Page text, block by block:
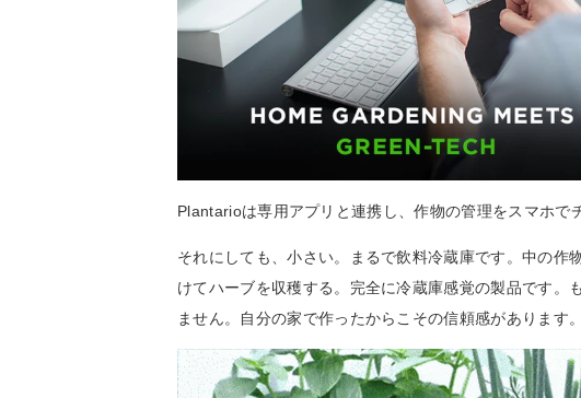
Plantarioは専用アプリと連携し、作物の管理をスマホで
それにしても、小さい。まるで飲料冷蔵庫です。中の
けてハーブを収穫する。完全に冷蔵庫感覚の製品です。
ません。自分の家で作ったからこその信頼感があります。